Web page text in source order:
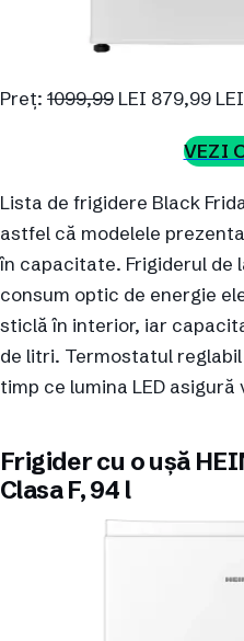
Preț: 1099,99 LEI 879,99 LEI
VEZI
Lista de frigidere Black
astfel că modelele
în capacitate. Frigiderul de
consum optic de energie
sticlă în interior, iar
de litri. Termostatul
timp ce lumina LED
Frigider cu o ușă
Clasa F, 94 l